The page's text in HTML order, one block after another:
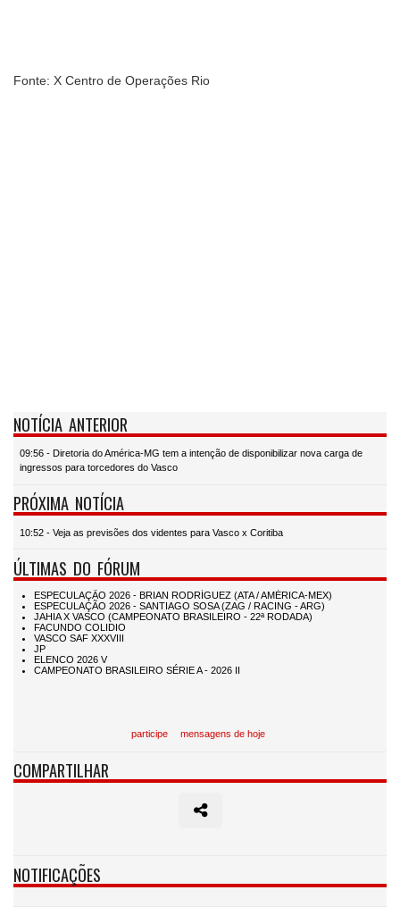
Fonte: X Centro de Operações Rio
NOTÍCIA ANTERIOR
09:56 - Diretoria do América-MG tem a intenção de disponibilizar nova carga de
ingressos para torcedores do Vasco
PRÓXIMA NOTÍCIA
10:52 - Veja as previsões dos videntes para Vasco x Coritiba
ÚLTIMAS DO FÓRUM
participe mensagens de hoje
COMPARTILHAR
NOTIFICAÇÕES